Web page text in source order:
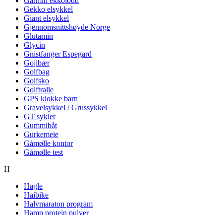
Gekko elsykkel
Giant elsykkel
Gjennomsnittshøyde Norge
Glutamin
Glycin
Gnistfanger Espegard
Gojibær
Golfbag
Golfsko
Golftralle
GPS klokke barn
Gravelsykkel / Grussykkel
GT sykler
Gummibåt
Gurkemeie
Gåmølle kontor
Gåmølle test
H
Hagle
Haibike
Halvmaraton program
Hamp protein pulver